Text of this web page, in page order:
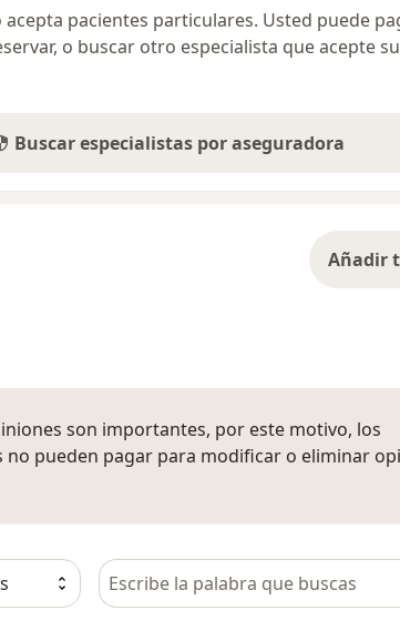
acepta pacientes particulares. Usted puede
o buscar otro especialista que acepte su
Buscar especialistas por aseguradora
Añadir
son importantes, por este motivo, los
no pueden pagar para modificar o eliminar
Busca en opiniones